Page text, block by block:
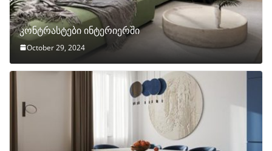
კონტრასტები ინტერიერში
October 29, 2024